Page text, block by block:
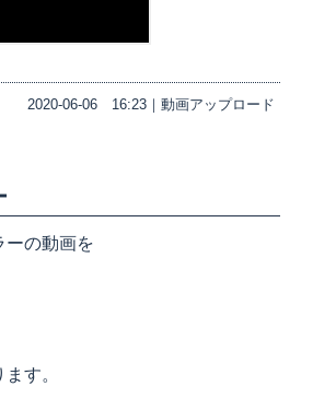
2020-06-06 16:23｜ 動画アップロード
ーの動画を
す。